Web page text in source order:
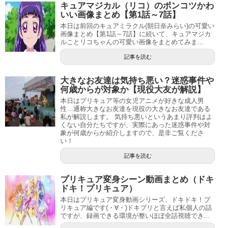
キュアマジカル（リコ）のポンコツかわ
いい画像まとめ【第1話～7話】
本日は前回のキュアミラクル(朝日奈みらい)の可愛い
画像まとめ【第1話～7話】に続いて、キュアマジカ
ルことリコちゃんの可愛い画像をまとめてみま...
記事を読む
大きなお友達は気持ち悪い？迷惑事件や
何歳からが対象か【現役大友が解説】
本日はプリキュア等の女児アニメが好きな成人男
性…通称大きなお友達を現役の大きなお友達である
私が解説します。 気持ち悪いというあまり評判はよ
くない自分たちですが、実際にあった迷惑事件や対
象が何歳からか紹介しますので、是非ご覧くださ
い！
記事を読む
プリキュア変身シーン動画まとめ（ドキ
ドキ！プリキュア）
本日はプリキュア変身動画シリーズ、ドキドキ！プ
リキュア編です(・∀・)ドキプリと言えば私個人の話
ですが、録画できる環境が整いほぼ全話視聴でき...